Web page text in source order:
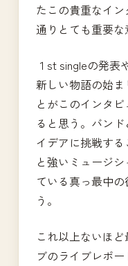
たこの貴重なイ
通りとても重要な
１st singleの発表
新しい物語の始
とがこのインタ
ると思う。バン
イデアに挑戦す
と強いミュージ
ている真っ最中
う。
これ以上ないほ
ブのライブレポ